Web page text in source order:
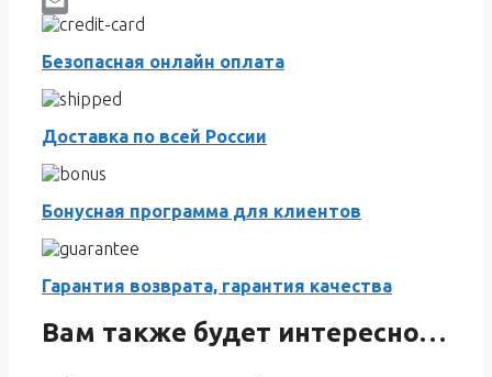
Email
Безопасная онлайн оплата
Доставка по всей России
Бонусная программа для клиентов
Гарантия возврата, гарантия качества
Вам также будет интересно…